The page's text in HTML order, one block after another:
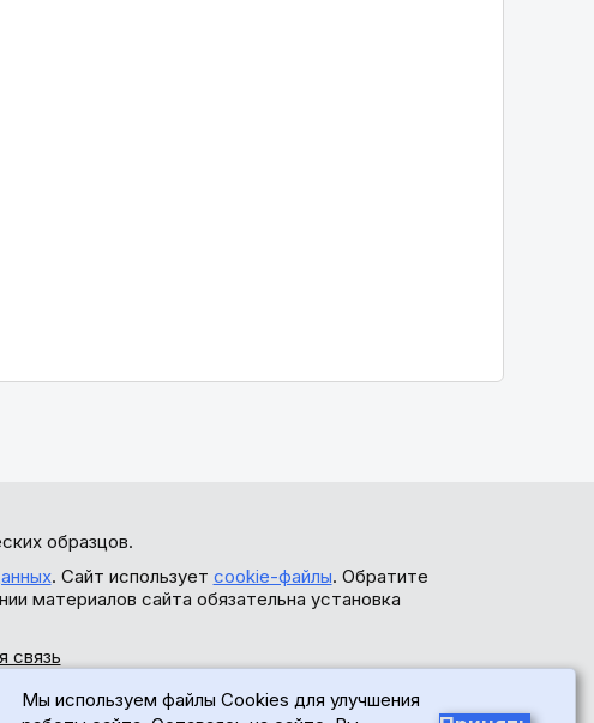
образцов.
. Сайт использует cookie-файлы. Обратите
материалов сайта обязательна установка
связь
Мы используем файлы Cookies для улучшения